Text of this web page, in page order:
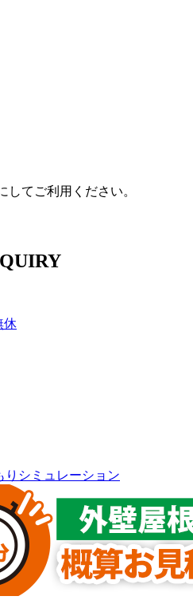
してご利用ください。
休